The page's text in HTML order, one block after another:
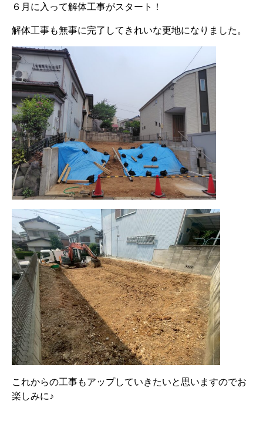
６月に入って解体工事がスタート！
解体工事も無事に完了してきれいな更地になりました。
これからの工事もアップしていきたいと思いますのでお
楽しみに♪